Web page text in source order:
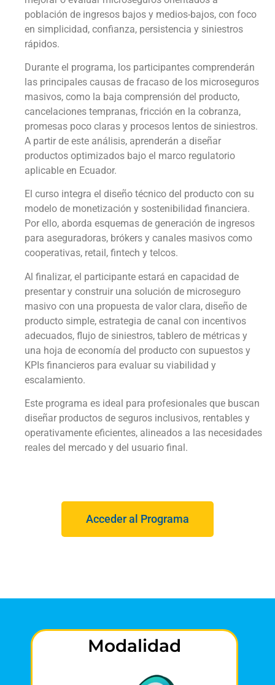
población de ingresos bajos y medios-bajos, con foco
en simplicidad, confianza, persistencia y siniestros
rápidos.
Durante el programa, los participantes comprenderán
las principales causas de fracaso de los microseguros
masivos, como la baja comprensión del producto,
cancelaciones tempranas, fricción en la cobranza,
promesas poco claras y procesos lentos de siniestros.
A partir de este análisis, aprenderán a diseñar
productos optimizados bajo el marco regulatorio
aplicable en Ecuador.
El curso integra el diseño técnico del producto con su
modelo de monetización y sostenibilidad financiera.
Por ello, aborda esquemas de generación de ingresos
para aseguradoras, brókers y canales masivos como
cooperativas, retail, fintech y telcos.
Al finalizar, el participante estará en capacidad de
presentar y construir una solución de microseguro
masivo con una propuesta de valor clara, diseño de
producto simple, estrategia de canal con incentivos
adecuados, flujo de siniestros, tablero de métricas y
una hoja de economía del producto con supuestos y
KPIs financieros para evaluar su viabilidad y
escalamiento.
Este programa es ideal para profesionales que buscan
diseñar productos de seguros inclusivos, rentables y
operativamente eficientes, alineados a las necesidades
reales del mercado y del usuario final.
Acceder al Programa
Modalidad